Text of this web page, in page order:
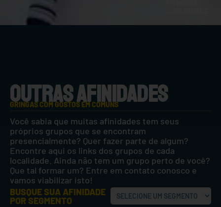
OUTRAS AFINIDADES
GRINGAS COM GOSTOS EM COMUNS
Você sabia que muitas afinidades tem seus
próprios grupos que se encontram
presencialmente? Quer fazer parte de algum?
Encontre aqui os links dos grupos de cada
localidade. Ainda não tem um grupo perto de você?
Que tal formar um? Entre em contato conosco e
vamos viabilizar isto!
BUSQUE SUA AFINIDADE
POR SEGMENTO